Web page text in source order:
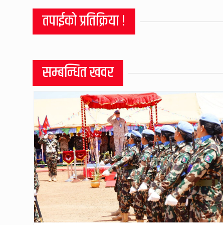
तपाईको प्रतिक्रिया !
सम्बन्धित खवर